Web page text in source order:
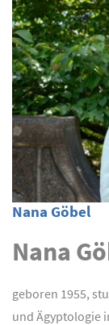
Nana Göbel
Nana
geboren 1955,
und Ägyptologie